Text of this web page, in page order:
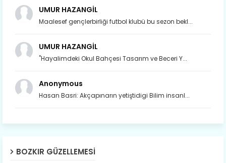
UMUR HAZANGİL
Maalesef gençlerbirliği futbol klubü bu sezon bekl...
UMUR HAZANGİL
"Hayalimdeki Okul Bahçesi Tasarım ve Beceri Y...
Anonymous
Hasan Basri: Akçapınarın yetiştidigi Bilim insanl...
BOZKIR GÜZELLEMESI
Tanıtır Bozkır’ı acizâne Dere.